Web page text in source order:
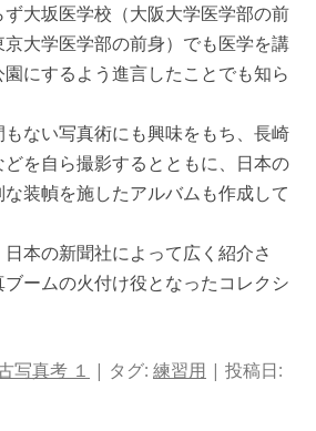
大坂医学校（大阪大学医学部の前
大学医学部の前身）でも医学を講
にするよう進言したことでも知ら
ない写真術にも興味をもち、長崎
を自ら撮影するとともに、日本の
装幀を施したアルバムも作成して
本の新聞社によって広く紹介さ
ームの火付け役となったコレクシ
写真考 １ | タグ: 練習用 | 投稿日: